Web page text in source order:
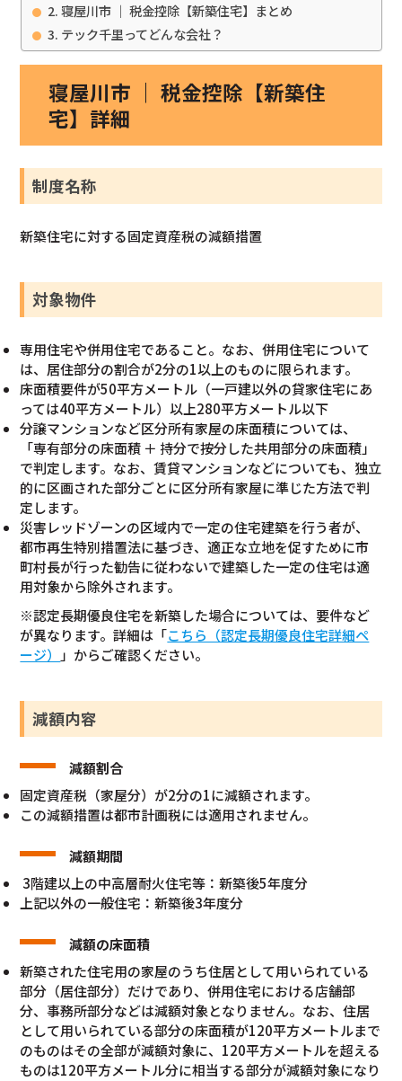
寝屋川市 ｜ 税金控除【新築住宅】まとめ
テック千里ってどんな会社？
寝屋川市 ｜ 税金控除【新築住
宅】詳細
制度名称
新築住宅に対する固定資産税の減額措置
対象物件
専用住宅や併用住宅であること。なお、併用住宅について
は、居住部分の割合が2分の1以上のものに限られます。
床面積要件が50平方メートル（一戸建以外の貸家住宅にあ
っては40平方メートル）以上280平方メートル以下
分譲マンションなど区分所有家屋の床面積については、
「専有部分の床面積 ＋ 持分で按分した共用部分の床面積」
で判定します。なお、賃貸マンションなどについても、独立
的に区画された部分ごとに区分所有家屋に準じた方法で判
定します。
災害レッドゾーンの区域内で一定の住宅建築を行う者が、
都市再生特別措置法に基づき、適正な立地を促すために市
町村長が行った勧告に従わないで建築した一定の住宅は適
用対象から除外されます。
※認定長期優良住宅を新築した場合については、要件など
が異なります。詳細は「こちら（認定長期優良住宅詳細ペ
ージ）
」からご確認ください。
減額内容
減額割合
固定資産税（家屋分）が2分の1に減額されます。
この減額措置は都市計画税には適用されません。
減額期間
3階建以上の中高層耐火住宅等：新築後5年度分
上記以外の一般住宅：新築後3年度分
減額の床面積
新築された住宅用の家屋のうち住居として用いられている
部分（居住部分）だけであり、併用住宅における店舗部
分、事務所部分などは減額対象となりません。なお、住居
として用いられている部分の床面積が120平方メートルまで
のものはその全部が減額対象に、120平方メートルを超える
ものは120平方メートル分に相当する部分が減額対象になり